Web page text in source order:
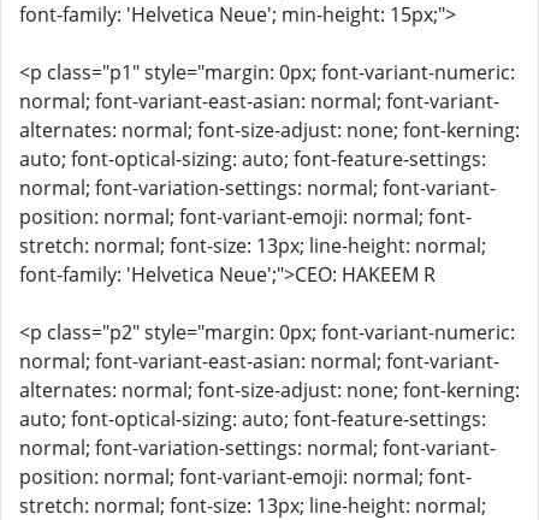
font-family: 'Helvetica Neue'; min-height: 15px;">
<p class="p1" style="margin: 0px; font-variant-numeric:
normal; font-variant-east-asian: normal; font-variant-
alternates: normal; font-size-adjust: none; font-kerning:
auto; font-optical-sizing: auto; font-feature-settings:
normal; font-variation-settings: normal; font-variant-
position: normal; font-variant-emoji: normal; font-
stretch: normal; font-size: 13px; line-height: normal;
font-family: 'Helvetica Neue';">CEO: HAKEEM R
<p class="p2" style="margin: 0px; font-variant-numeric:
normal; font-variant-east-asian: normal; font-variant-
alternates: normal; font-size-adjust: none; font-kerning:
auto; font-optical-sizing: auto; font-feature-settings:
normal; font-variation-settings: normal; font-variant-
position: normal; font-variant-emoji: normal; font-
stretch: normal; font-size: 13px; line-height: normal;